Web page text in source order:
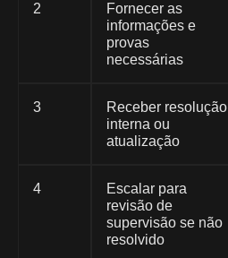
2
Fornecer as
informações e
provas
necessárias
3
Receber resolução
interna ou
atualização
4
Escalar para
revisão de
supervisão se não
resolvido